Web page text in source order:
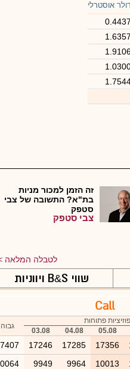
אוסטרלי
0.4437
1.6357
זה הזמן למכור מניות
בת"א? התשובה של צבי
סטפק
צבי סטפק
לטבלה המלאה
שווי B &S ויווניות
Call
פוזיציות פתוחות
גבוה
05.08
04.08
03.08
17356
17285
17246
10013
9964
9949